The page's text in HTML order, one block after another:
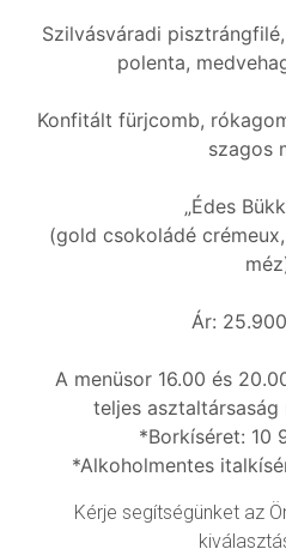
Szilvásváradi
polenta,
Konfitált fürjcomb,
szagos
„Édes
(gold csokoládé
Ár:
A menüsor 16.00 és
teljes asztaltársaság
*Borkíséret: 10
*Alkoholmentes
Kérje segítségünket az